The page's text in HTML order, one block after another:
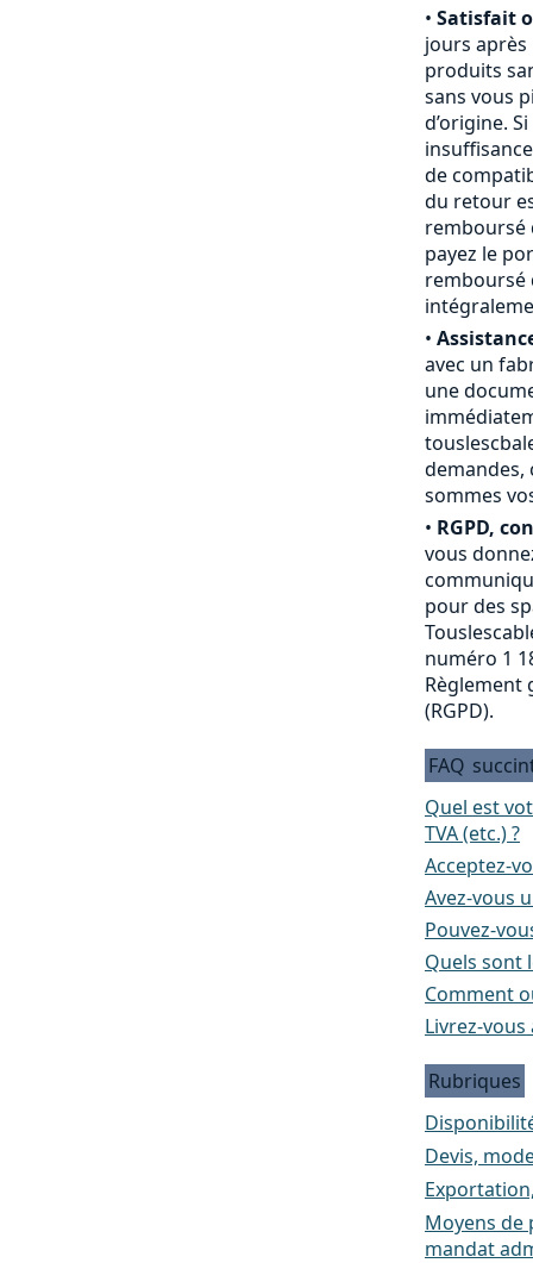
• Satisfait
jours
produits
sans vous
d’origine.
de
du retour
remboursé
payez le
remboursé
•
avec un
une
demandes,
sommes
• RGPD,
vous
pour des
numéro 1
Règlement
(RGPD).
FAQ
Quel est
TVA (etc.) ?
Acceptez-
Avez-vous
Pouvez-
Quels sont
Comment
Livrez-vous
Rubriques
Devis,
Moyens de
mandat